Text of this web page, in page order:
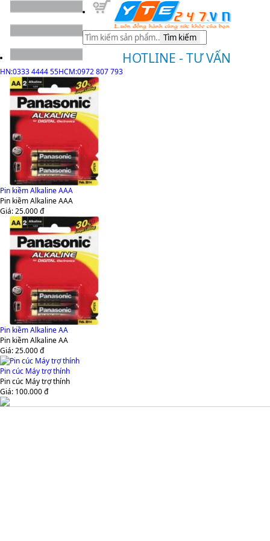
Tìm kiếm
HOTLINE - TƯ VẤN
HN:0333 4444 55HCM:0972 807 793
Pin kiềm Alkaline AAA
Pin kiềm Alkaline AAA
Giá:25.000đ
Pin kiềm Alkaline AA
Pin kiềm Alkaline AA
Giá:25.000đ
Pin cúc Máy trợ thính
Pin cúc Máy trợ thính
Giá: 100.000đ